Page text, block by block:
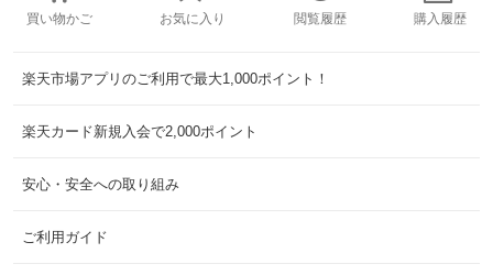
買い物かご お気に入り 閲覧履歴 購入履歴
楽天市場アプリのご利用で最大1,000ポイント！
楽天カード新規入会で2,000ポイント
安心・安全への取り組み
ご利用ガイド